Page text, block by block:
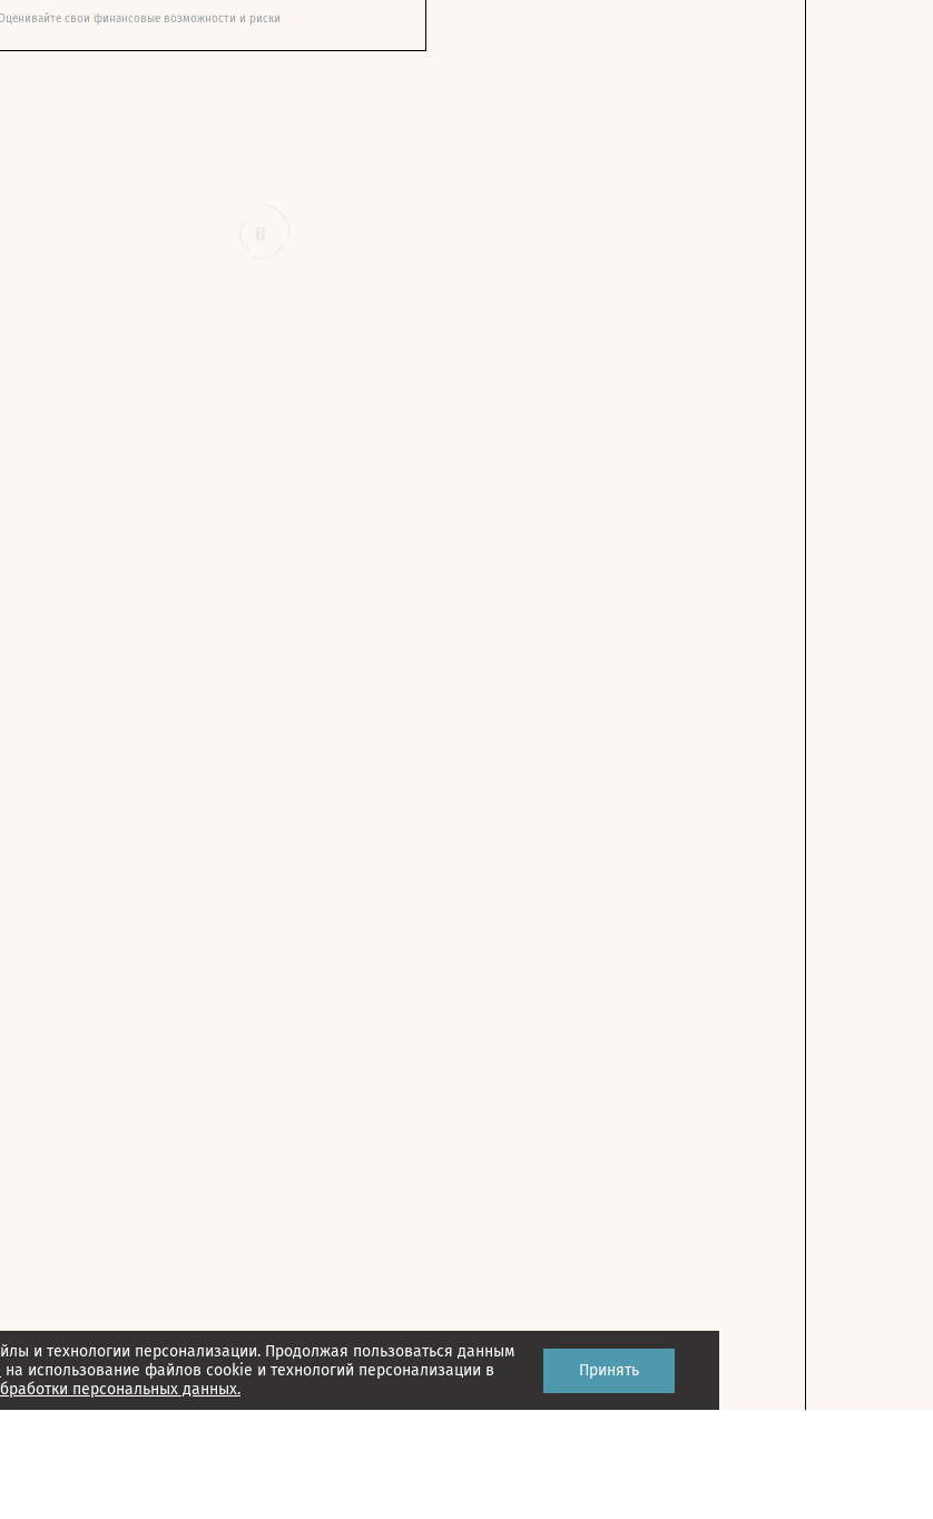
и технологии персонализации. Продолжая пользоваться данным
на использование файлов cookie и технологий персонализации в
персональных данных.
Принять
свои финансовые возможности и риски